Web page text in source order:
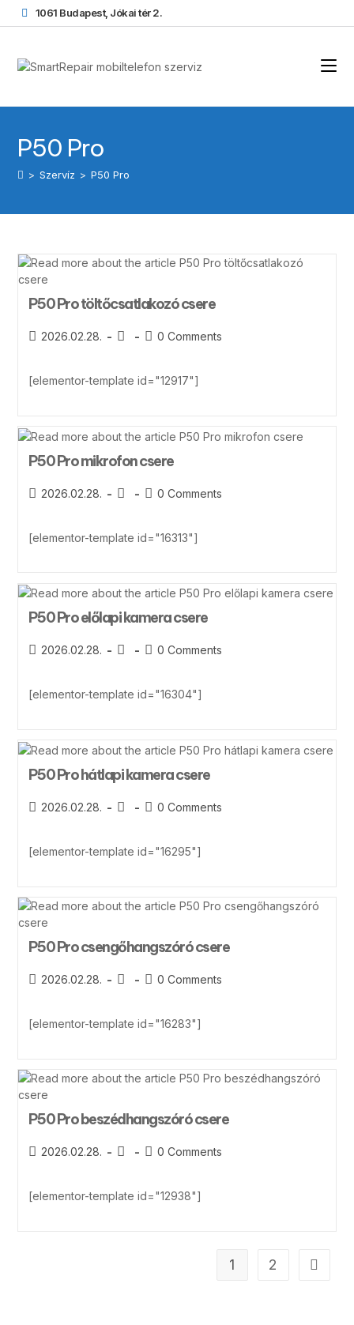
1061 Budapest, Jókai tér 2.
P50 Pro
> Szervíz > P50 Pro
P50 Pro töltőcsatlakozó csere
2026.02.28. 0 Comments
[elementor-template id="12917"]
P50 Pro mikrofon csere
2026.02.28. 0 Comments
[elementor-template id="16313"]
P50 Pro előlapi kamera csere
2026.02.28. 0 Comments
[elementor-template id="16304"]
P50 Pro hátlapi kamera csere
2026.02.28. 0 Comments
[elementor-template id="16295"]
P50 Pro csengőhangszóró csere
2026.02.28. 0 Comments
[elementor-template id="16283"]
P50 Pro beszédhangszóró csere
2026.02.28. 0 Comments
[elementor-template id="12938"]
1 2